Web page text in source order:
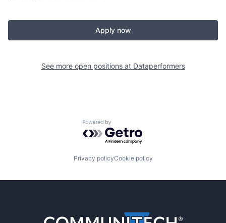
Apply now
See more open positions at Dataperformers
Powered by Getro.com
Privacy policyCookie policy